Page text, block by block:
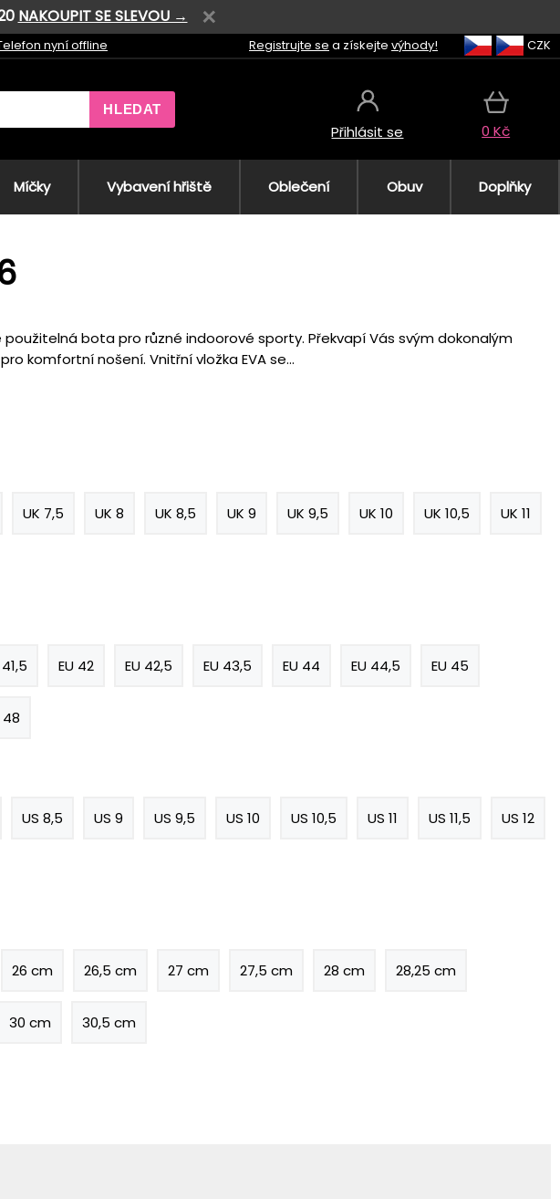
NAKOUPIT SE SLEVOU →
nyní offline Registrujte se a získejte výhody! CZK
HLEDAT
Přihlásit se 0 Kč
Míčky Vybavení hřiště Oblečení Obuv Doplňky
použitelná bota pro různé indoorové sporty. Překvapí Vás svým dokonalým
komfortní nošení. Vnitřní vložka EVA se...
UK 7,5 UK 8 UK 8,5 UK 9 UK 9,5 UK 10 UK 10,5 UK 11
EU 42 EU 42,5 EU 43,5 EU 44 EU 44,5 EU 45
48
US 8,5 US 9 US 9,5 US 10 US 10,5 US 11 US 11,5 US 12
26 cm 26,5 cm 27 cm 27,5 cm 28 cm 28,25 cm
30 cm 30,5 cm